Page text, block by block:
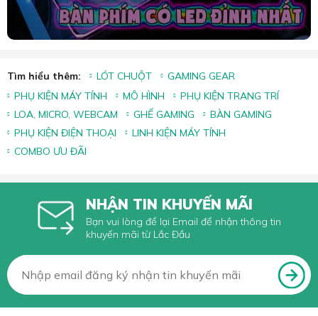
Tìm hiểu thêm: LÓT CHUỘT
GAMING GEAR
PHỤ KIỆN MÁY TÍNH
MÔ HÌNH
PHỤ KIỆN TRANG TRÍ
LOA, MICRO, WEBCAM
GHẾ GAMING
BÀN GAMING
PHỤ KIỆN ĐIỆN THOẠI
LINH KIỆN MÁY TÍNH
COMBO ƯU ĐÃI
NHẬN TIN KHUYẾN MÃI
Bạn vui lòng để lại Email để nhận thông tin
khuyến mãi từ Lắc Đầu